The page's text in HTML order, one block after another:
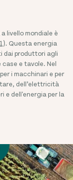
livello mondiale è
). Questa energia
dai produttori agli
e tavole. Nel
i macchinari e per
dell’elettricità
e dell'energia per la